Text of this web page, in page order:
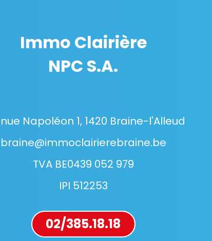
Immo Clairière
NPC S.A.
Napoléon 1, 1420 Braine-l'Alleud
braine@immoclairierebraine.be
TVA BE0439 052 979
IPI 512253
02/385.18.18